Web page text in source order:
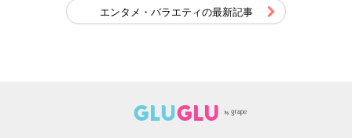
エンタメ・バラエティの最新記事